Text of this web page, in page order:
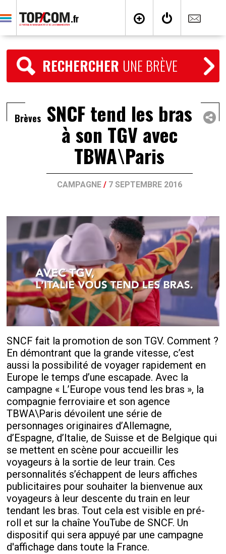
RECHERCHER UNE BRÈVE
Brèves SNCF tend les bras
à son TGV avec
TBWA\Paris
CAMPAGNE/ 7 SEPTEMBRE 2016
SNCF fait la promotion de son TGV. Comment ?
En démontrant que la grande vitesse, c’est
aussi la possibilité de voyager rapidement en
Europe le temps d’une escapade. Avec la
campagne « L’Europe vous tend les bras », la
compagnie ferroviaire et son agence
TBWA\Paris dévoilent une série de
personnages originaires d’Allemagne,
d’Espagne, d’Italie, de Suisse et de Belgique qui
se mettent en scène pour accueillir les
voyageurs à la sortie de leur train. Ces
personnalités s’échappent de leurs affiches
publicitaires pour souhaiter la bienvenue aux
voyageurs à leur descente du train en leur
tendant les bras. Tout cela est visible en pré-
roll et sur la chaîne YouTube de SNCF. Un
dispositif qui sera appuyé par une campagne
d'affichage dans toute la France.